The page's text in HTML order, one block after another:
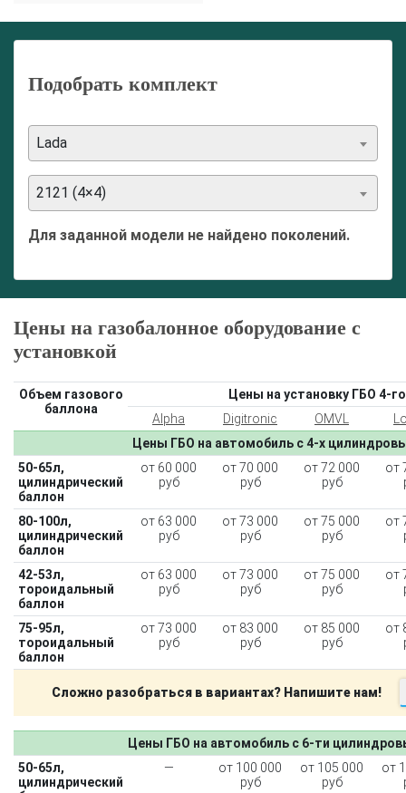
Подобрать комплект
Lada
2121 (4×4)
Для заданной модели не найдено поколений.
Цены на газобалонное оборудование с
установкой
Объем газового
баллона
Цены на установку ГБО 4-
Alpha
Digitronic OMVL
Цены ГБО на автомобиль с 4-х
50-65л,
цилиндрический
баллон
от 60 000
руб
от 70 000
руб
от 72 000
руб
от
80-100л,
цилиндрический
баллон
от 63 000
руб
от 73 000
руб
от 75 000
руб
от
42-53л,
тороидальный
баллон
от 63 000
руб
от 73 000
руб
от 75 000
руб
от
75-95л,
тороидальный
баллон
от 73 000
руб
от 83 000
руб
от 85 000
руб
от
Сложно разобраться в вариантах? Напишите нам!
Цены ГБО на автомобиль с 6-ти
50-65л,
цилиндрический
—
от 100 000
руб
от 105 000
руб
от